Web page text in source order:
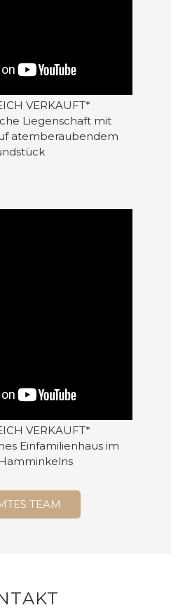
VERKAUFT*
Liegenschaft mit
atemberaubendem
VERKAUFT*
Einfamilienhaus im
TEAM